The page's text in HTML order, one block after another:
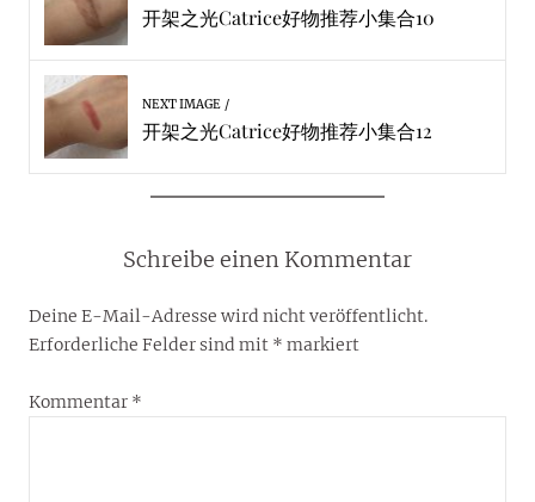
开架之光Catrice好物推荐小集合10
NEXT IMAGE
开架之光Catrice好物推荐小集合12
Schreibe einen Kommentar
Deine E-Mail-Adresse wird nicht veröffentlicht.
Erforderliche Felder sind mit * markiert
Kommentar *